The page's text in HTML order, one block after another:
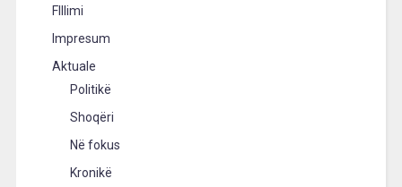
FIllimi
Impresum
Aktuale
Politikë
Shoqëri
Në fokus
Kronikë